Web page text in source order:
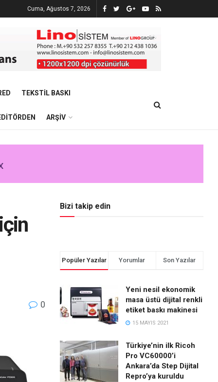
Cuma, Ağustos 7, 2026
TEKSTIL BASKI
ARŞIV
0
Bizi takip edin
Popüler Yazılar Yorumlar Son Yazılar
Yeni nesil ekonomik
masa üstü dijital renkli
etiket baskı makinesi
15 MAYIS 2021
Türkiye’nin ilk Ricoh
Pro VC60000’i
Ankara’da Step Dijital
Repro’ya kuruldu